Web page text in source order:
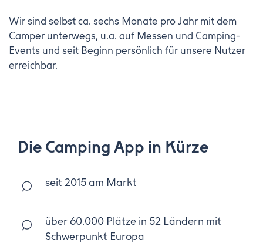
Wir sind selbst ca. sechs Monate pro Jahr mit dem
Camper unterwegs, u.a. auf Messen und Camping-
Events und seit Beginn persönlich für unsere Nutzer
erreichbar.
Die Camping App in Kürze
seit 2015 am Markt
über 60.000 Plätze in 52 Ländern mit
Schwerpunkt Europa